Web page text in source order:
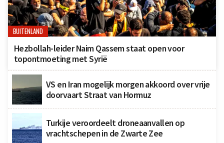
BUITENLAND
Hezbollah-leider Naim Qassem staat open voor
topontmoeting met Syrië
VS en Iran mogelijk morgen akkoord over vrije
doorvaart Straat van Hormuz
Turkije veroordeelt droneaanvallen op
vrachtschepen in de Zwarte Zee